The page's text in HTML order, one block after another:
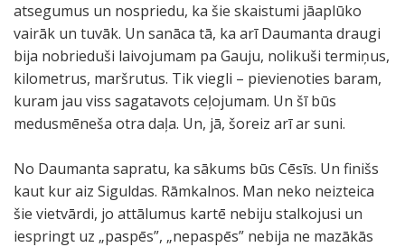
atsegumus un nospriedu, ka šie skaistumi jāaplūko
vairāk un tuvāk. Un sanāca tā, ka arī Daumanta draugi
bija nobrieduši laivojumam pa Gauju, nolikuši termiņus,
kilometrus, maršrutus. Tik viegli – pievienoties baram,
kuram jau viss sagatavots ceļojumam. Un šī būs
medusmēneša otra daļa. Un, jā, šoreiz arī ar suni.
No Daumanta sapratu, ka sākums būs Cēsīs. Un finišs
kaut kur aiz Siguldas. Rāmkalnos. Man neko neizteica
šie vietvārdi, jo attālumus kartē nebiju stalkojusi un
iespringt uz „paspēs”, „nepaspēs” nebija ne mazākās